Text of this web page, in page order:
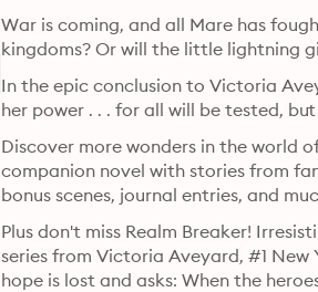
War is coming, and all Mare has
kingdoms? Or will the little lightning
In the epic conclusion to Victoria
her power . . . for all will be tested,
Discover more wonders in the world
companion novel with stories from
bonus scenes, journal entries, and
Plus don't miss Realm Breaker!
series from Victoria Aveyard, #1 New
hope is lost and asks: When the